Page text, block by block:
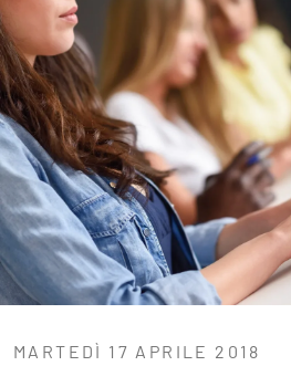
MARTEDÌ 17 APRILE 2018